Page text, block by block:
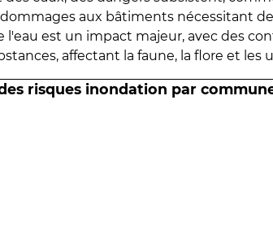
aux bâtiments nécessitant
l'eau est un impact majeur, avec des
affectant la faune, la flore et les
risques inondation par